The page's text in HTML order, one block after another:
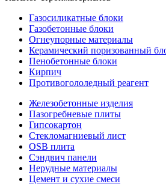
Газосиликатные блоки
Газобетонные блоки
Огнеупорные материалы
Керамический поризованный
Пенобетонные блоки
Кирпич
Противогололедный реагент
Железобетонные изделия
Пазогребневые плиты
Гипсокартон
Стекломагниевый лист
OSB плита
Сэндвич панели
Нерудные материалы
Цемент и сухие смеси